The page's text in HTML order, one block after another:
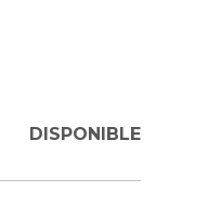
DISPONIBLE